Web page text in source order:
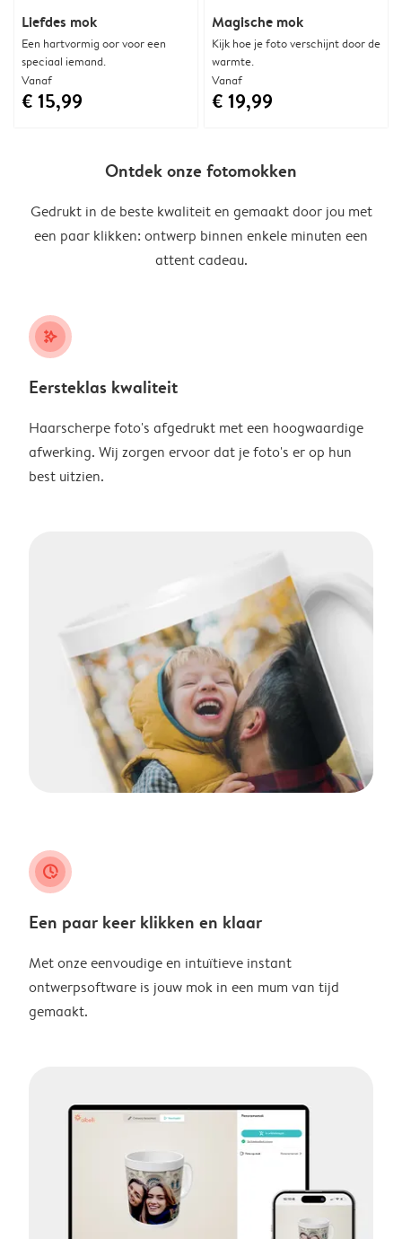
Liefdes mok
Een hartvormig oor voor een
speciaal iemand.
Vanaf
€ 15,99
Magische mok
Kijk hoe je foto verschijnt door de
warmte.
Vanaf
€ 19,99
Ontdek onze fotomokken
Gedrukt in de beste kwaliteit en gemaakt door jou met
een paar klikken: ontwerp binnen enkele minuten een
attent cadeau.
stars_plus
Eersteklas kwaliteit
Haarscherpe foto's afgedrukt met een hoogwaardige
afwerking. Wij zorgen ervoor dat je foto's er op hun
best uitzien.
clock_check
Een paar keer klikken en klaar
Met onze eenvoudige en intuïtieve instant
ontwerpsoftware is jouw mok in een mum van tijd
gemaakt.